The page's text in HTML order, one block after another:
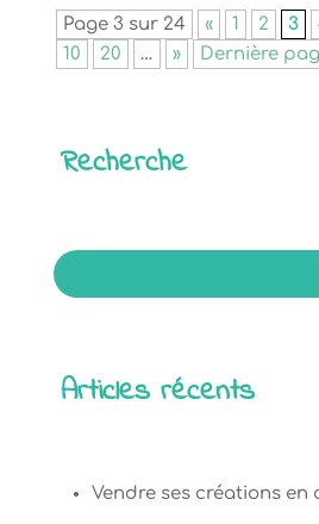
Page 3 sur 24 « 1 2 3
10
20 … » Dernière
Recherche
Articles récents
Vendre ses créations en